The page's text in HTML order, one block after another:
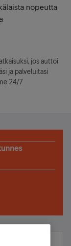
nopeutta
jos auttoi
ja palveluitasi
24/7